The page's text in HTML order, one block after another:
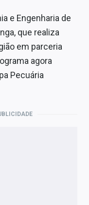
e Engenharia de
que realiza
em parceria
agora
Pecuária